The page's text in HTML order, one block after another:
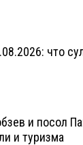
что
и посол
и туризма